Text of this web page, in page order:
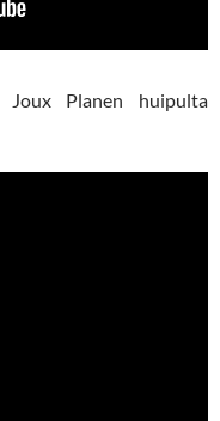
Joux Planen huipulta